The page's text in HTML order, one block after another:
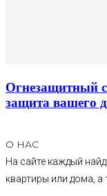
Огнезащитный
защита вашего
О НАС
На сайте каждый
квартиры или дома, а